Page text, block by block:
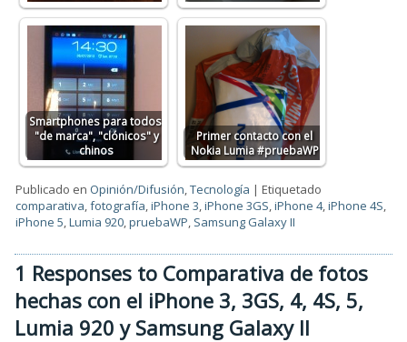
Smartphones para todos:
"de marca", "clónicos" y
chinos
Primer contacto con el
Nokia Lumia #pruebaWP
Publicado en Opinión/Difusión,Tecnología |Etiquetado
comparativa,fotografía,iPhone 3,iPhone 3GS,iPhone 4,iPhone 4S,
iPhone 5,Lumia 920,pruebaWP, Samsung Galaxy II
1 Responses to Comparativa de fotos
hechas con el iPhone 3, 3GS, 4, 4S, 5,
Lumia 920 y Samsung Galaxy II